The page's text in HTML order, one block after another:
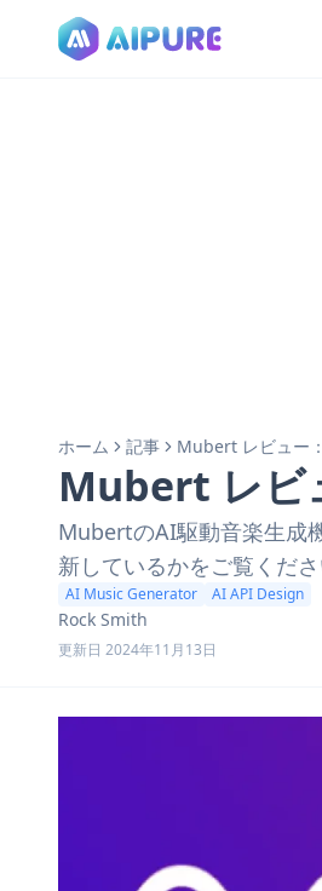
ホーム 記事 Mubert レビュー
Mubert レビ
MubertのAI駆動音楽生成
新しているかをご覧くだ
AI Music Generator AI API Design
Rock Smith
更新日 2024年11月13日